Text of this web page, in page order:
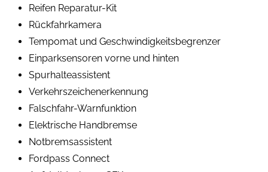
Reifen Reparatur-Kit
Rückfahrkamera
Tempomat und Geschwindigkeitsbegrenzer
Einparksensoren vorne und hinten
Spurhalteassistent
Verkehrszeichenerkennung
Falschfahr-Warnfunktion
Elektrische Handbremse
Notbremsassistent
Fordpass Connect